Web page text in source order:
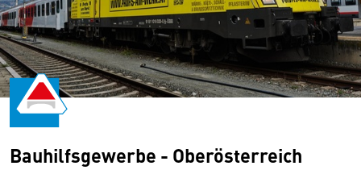
Bauhilfsgewerbe - Oberösterreich